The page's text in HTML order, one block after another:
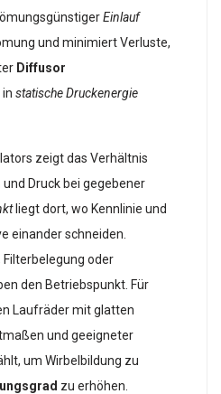
Einlauf
und minimiert Verluste,
Diffusor
statische Druckenergie
zeigt das Verhältnis
Druck bei gegebener
liegt dort, wo Kennlinie und
einander schneiden.
oder
den Betriebspunkt. Für
Laufräder mit glatten
und geeigneter
um Wirbelbildung zu
zu erhöhen.